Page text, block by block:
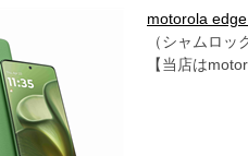
motorola
（シャムロッ
【当店は